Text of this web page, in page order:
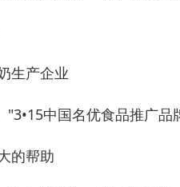
生产企业
"3•15中国名优食品推广
的帮助